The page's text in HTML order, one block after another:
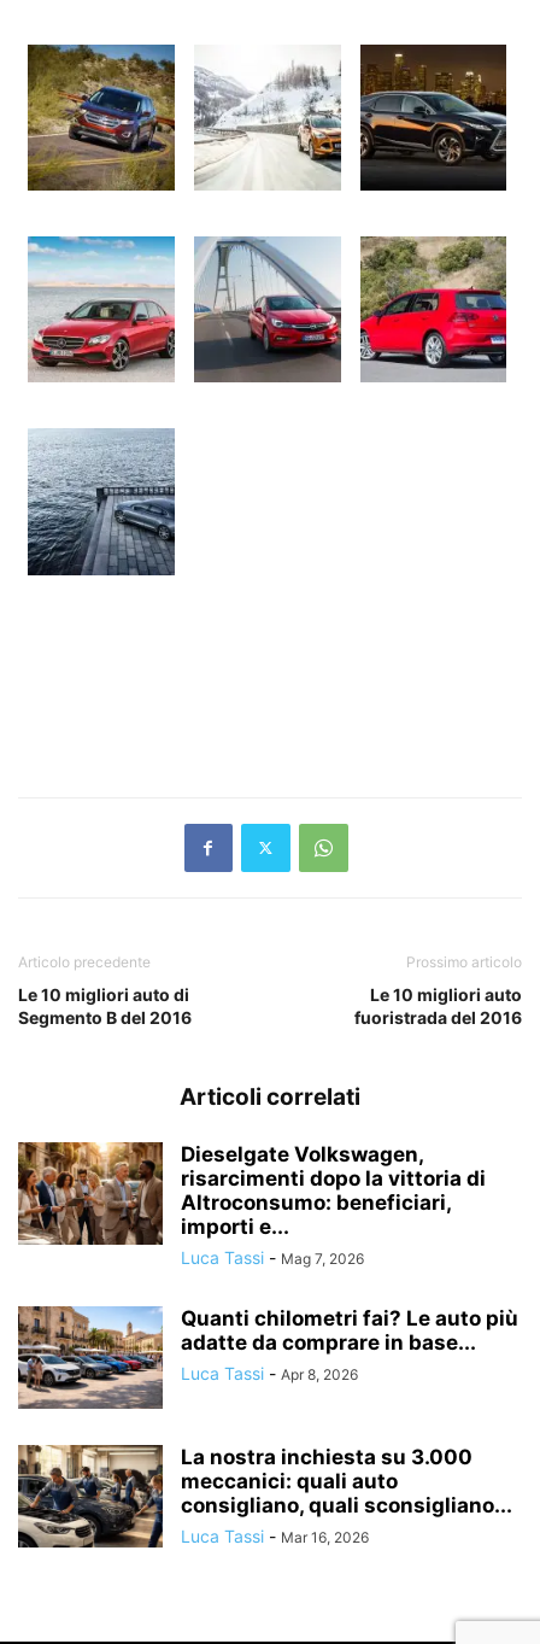
Articolo precedente
Le 10 migliori auto di
Segmento B del 2016
Prossimo articolo
Le 10 migliori auto
fuoristrada del 2016
Articoli correlati
Dieselgate Volkswagen,
risarcimenti dopo la vittoria di
Altroconsumo: beneficiari,
importi e...
Luca Tassi - Mag 7, 2026
Quanti chilometri fai? Le auto più
adatte da comprare in base...
Luca Tassi - Apr 8, 2026
La nostra inchiesta su 3.000
meccanici: quali auto
consigliano, quali sconsigliano...
Luca Tassi - Mar 16, 2026